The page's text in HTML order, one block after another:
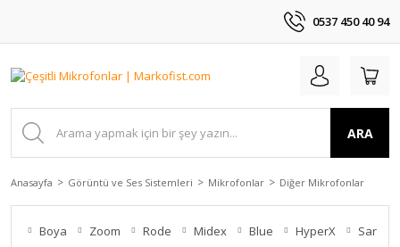
0537 450 40 94
ARA
Anasayfa Görüntü ve Ses Sistemleri Mikrofonlar Diğer Mikrofonlar
Boya Zoom Rode Midex Blue HyperX